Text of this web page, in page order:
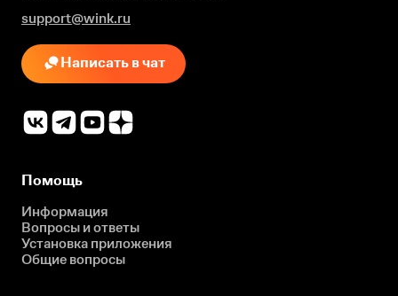
support@wink.ru
Написать в чат
Помощь
Информация
Вопросы и ответы
Установка приложения
Общие вопросы